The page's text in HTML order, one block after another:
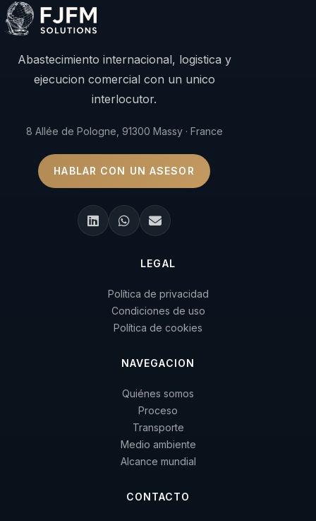
Abastecimiento internacional, logistica y
ejecucion comercial con un unico
interlocutor.
8 Allée de Pologne, 91300 Massy · France
HABLAR CON UN ASESOR
LEGAL
Política de privacidad
Condiciones de uso
Política de cookies
NAVEGACION
Quiénes somos
Proceso
Transporte
Medio ambiente
Alcance mundial
CONTACTO